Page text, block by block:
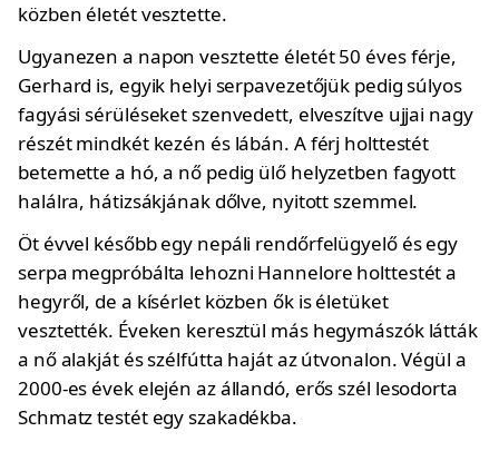
közben életét vesztette.
Ugyanezen a napon vesztette életét 50 éves férje,
Gerhard is, egyik helyi serpavezetőjük pedig súlyos
fagyási sérüléseket szenvedett, elveszítve ujjai nagy
részét mindkét kezén és lábán. A férj holttestét
betemette a hó, a nő pedig ülő helyzetben fagyott
halálra, hátizsákjának dőlve, nyitott szemmel.
Öt évvel később egy nepáli rendőrfelügyelő és egy
serpa megpróbálta lehozni Hannelore holttestét a
hegyről, de a kísérlet közben ők is életüket
vesztették. Éveken keresztül más hegymászók látták
a nő alakját és szélfútta haját az útvonalon. Végül a
2000-es évek elején az állandó, erős szél lesodorta
Schmatz testét egy szakadékba.